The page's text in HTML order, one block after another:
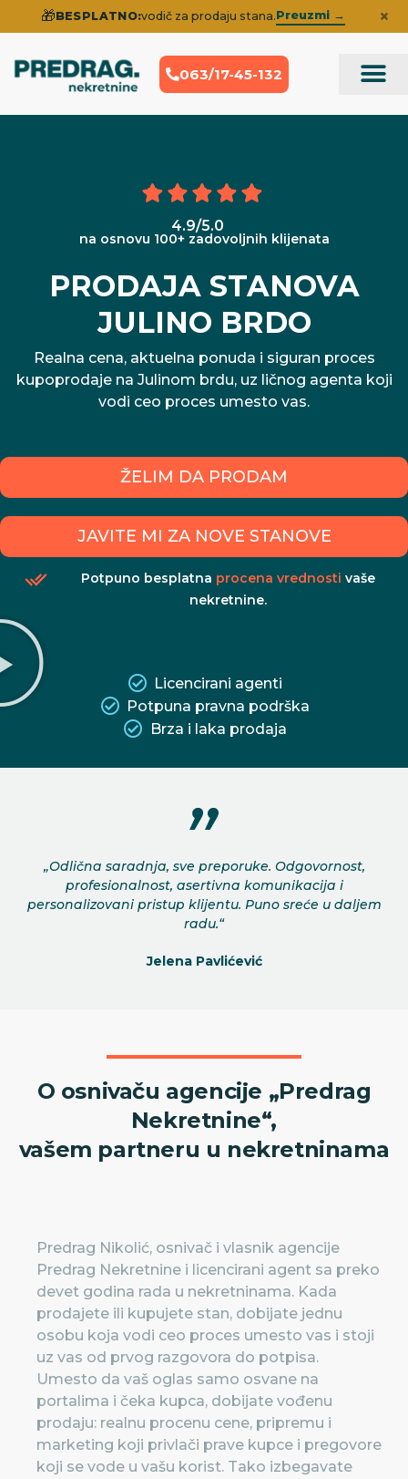
🎁BESPLATNO:vodič za prodaju stana.Preuzmi → ×
063/17-45-132
4.9/5.0
na osnovu 100+ zadovoljnih klijenata
PRODAJA STANOVA
JULINO BRDO
Realna cena, aktuelna ponuda i siguran proces
kupoprodaje na Julinom brdu, uz ličnog agenta koji
vodi ceo proces umesto vas.
ŽELIM DA PRODAM
JAVITE MI ZA NOVE STANOVE
Potpuno besplatna procena vrednosti vaše
nekretnine.
Licencirani agenti
Potpuna pravna podrška
Brza i laka prodaja
„Odlična saradnja, sve preporuke. Odgovornost,
profesionalnost, asertivna komunikacija i
personalizovani pristup klijentu. Puno sreće u daljem
radu.“
Jelena Pavlićević
O osnivaču agencije „Predrag
Nekretnine“,
vašem partneru u nekretninama
Predrag Nikolić, osnivač i vlasnik agencije
Predrag Nekretnine i licencirani agent sa preko
devet godina rada u nekretninama. Kada
prodajete ili kupujete stan, dobijate jednu
osobu koja vodi ceo proces umesto vas i stoji
uz vas od prvog razgovora do potpisa.
Umesto da vaš oglas samo osvane na
portalima i čeka kupca, dobijate vođenu
prodaju: realnu procenu cene, pripremu i
marketing koji privlači prave kupce i pregovore
koji se vode u vašu korist. Tako izbegavate